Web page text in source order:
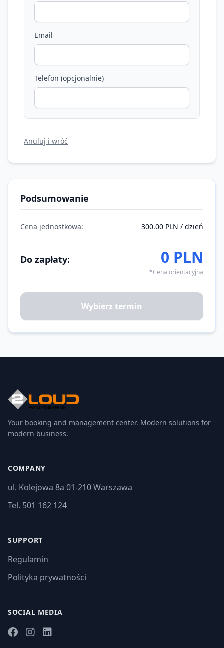
Email
Telefon (opcjonalnie)
Anuluj i wróć
Podsumowanie
Cena jednostkowa: 300.00 PLN / dzień
Do zapłaty: 0 PLN
*Cena orientacyjna
Wybierz termin
Your booking and management center. Modern solutions for
modern business.
COMPANY
ul. Kolejowa 8a 01-210 Warszawa
Tel. 501 162 124
SUPPORT
Regulamin
Polityka prywatności
SOCIAL MEDIA